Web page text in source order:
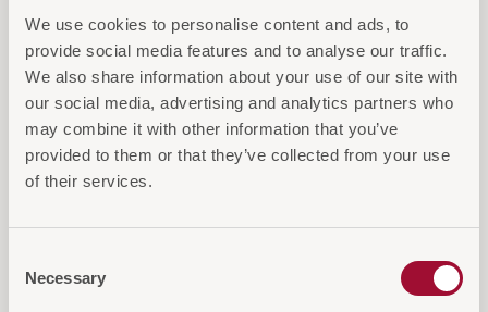
We use cookies to personalise content and ads, to
provide social media features and to analyse our traffic.
We also share information about your use of our site with
our social media, advertising and analytics partners who
may combine it with other information that you’ve
provided to them or that they’ve collected from your use
of their services.
Selection
Necessary